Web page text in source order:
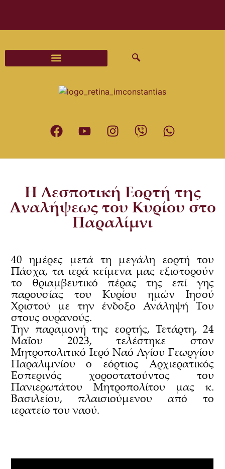
Η Δεσποτική Εορτή της
Αναλήψεως του Κυρίου στο
Παραλίμνι
40 ημέρες μετά τη μεγάλη εορτή του
Πάσχα, τα ιερά κείμενα μας εξιστορούν
το θριαμβευτικό πέρας της επί γης
παρουσίας του Κυρίου ημών Ιησού
Χριστού με την ένδοξο Ανάληψή Του
στους ουρανούς.
Την παραμονή της εορτής, Τετάρτη, 24
Μαΐου 2023, τελέστηκε στον
Μητροπολιτικό Ιερό Ναό Αγίου Γεωργίου
Παραλιμνίου ο εόρτιος Αρχιερατικός
Εσπερινός χοροστατούντος του
Πανιερωτάτου Μητροπολίτου μας κ.
Βασιλείου, πλαισιούμενου από το
ιερατείο του ναού.